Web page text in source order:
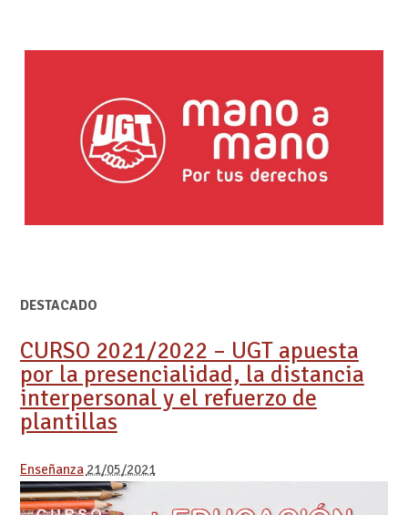
DESTACADO
CURSO 2021/2022 – UGT apuesta
por la presencialidad, la distancia
interpersonal y el refuerzo de
plantillas
Enseñanza 21/05/2021